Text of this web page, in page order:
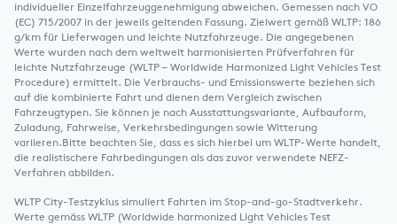
individueller Einzelfahrzeuggenehmigung abweichen. Gemessen nach VO
(EC) 715/2007 in der jeweils geltenden Fassung. Zielwert gemäß WLTP: 186
g/km für Lieferwagen und leichte Nutzfahrzeuge. Die angegebenen
Werte wurden nach dem weltweit harmonisierten Prüfverfahren für
leichte Nutzfahrzeuge (WLTP – Worldwide Harmonized Light Vehicles Test
Procedure) ermittelt. Die Verbrauchs- und Emissionswerte beziehen sich
auf die kombinierte Fahrt und dienen dem Vergleich zwischen
Fahrzeugtypen. Sie können je nach Ausstattungsvariante, Aufbauform,
Zuladung, Fahrweise, Verkehrsbedingungen sowie Witterung
variieren.Bitte beachten Sie, dass es sich hierbei um WLTP-Werte handelt,
die realistischere Fahrbedingungen als das zuvor verwendete NEFZ-
Verfahren abbilden.
WLTP City-Testzyklus simuliert Fahrten im Stop-and-go-Stadtverkehr.
Werte gemäss WLTP (Worldwide harmonized Light Vehicles Test